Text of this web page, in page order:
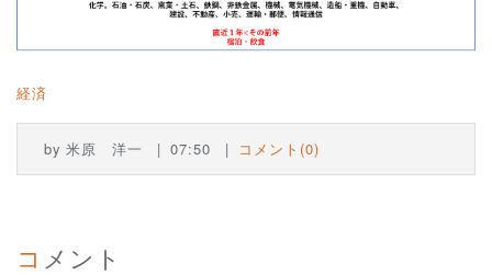
経済
by 米原 洋一 07:50 コメント(0)
コメント